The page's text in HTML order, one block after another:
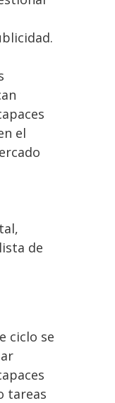
el
de
ciclo se
tareas